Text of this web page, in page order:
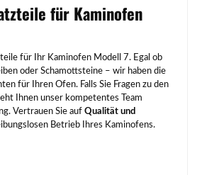
für Kaminofen
für Ihr Kaminofen Modell 7. Egal ob
oder Schamottsteine – wir haben die
für Ihren Ofen. Falls Sie Fragen zu den
Ihnen unser kompetentes Team
Vertrauen Sie auf Qualität und
Betrieb Ihres Kaminofens.